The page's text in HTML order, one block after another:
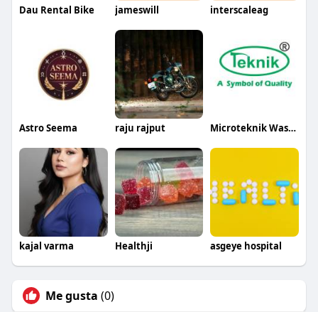
Dau Rental Bike jameswill interscaleag
Astro Seema raju rajput Microteknik Wastesolutions
kajal varma Healthji asgeye hospital
Me gusta (0)